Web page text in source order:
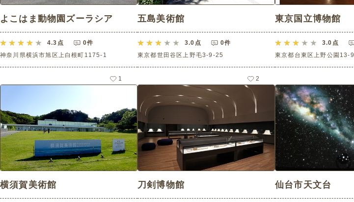
よこはま動物園ズーラシア
4.3 点
0件
神奈川県横浜市旭区上白根町1175-1
1
五島美術館
3.0 点
0件
東京都世田谷区上野毛3-9-25
2
東京国立博物館
3.0 点
東京都台東区上野公園13-9
横須賀美術館 刀剣博物館 仙台市天文台